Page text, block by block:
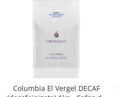
Columbia El Vergel DECAF